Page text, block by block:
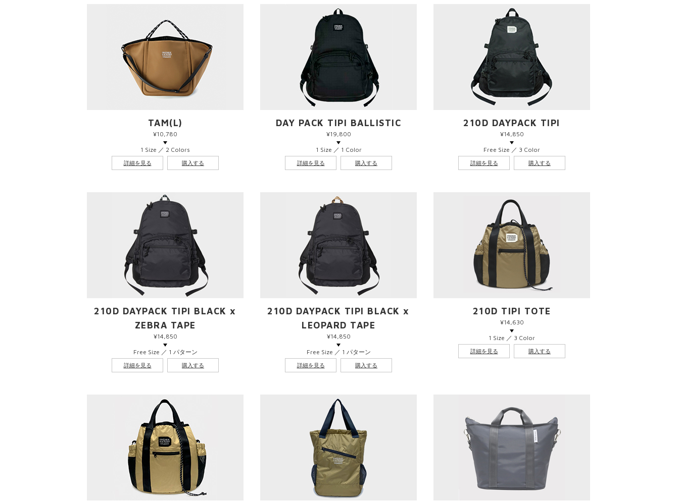
TAM(L)
¥10,780
1 Size ／ 2 Colors
詳細を見る 購入する
DAY PACK TIPI BALLISTIC
¥19,800
1 Size ／ 1 Color
詳細を見る 購入する
210D DAYPACK TIPI
¥14,850
Free Size ／ 3 Color
詳細を見る 購入する
210D DAYPACK TIPI BLACK x
ZEBRA TAPE
¥14,850
Free Size ／ 1 パターン
詳細を見る 購入する
210D DAYPACK TIPI BLACK x
LEOPARD TAPE
¥14,850
Free Size ／ 1 パターン
詳細を見る 購入する
210D TIPI TOTE
¥14,630
1 Size ／ 3 Color
詳細を見る 購入する